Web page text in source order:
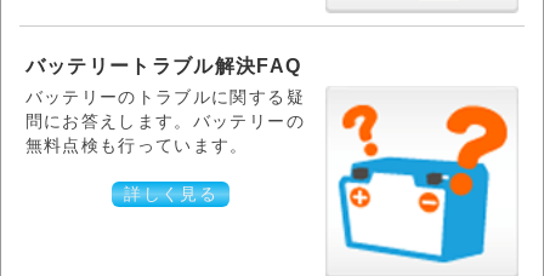
バッテリートラブル解決FAQ
バッテリーのトラブルに関する疑
問にお答えします。バッテリーの
無料点検も行っています。
詳しく見る